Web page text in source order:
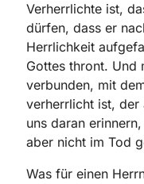
Verherrlichte ist,
dürfen, dass er
Herrlichkeit
Gottes thront. Und
verbunden, mit
verherrlicht ist, der
uns daran
aber nicht im Tod
Was für einen